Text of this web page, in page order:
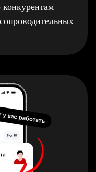
конкурентам